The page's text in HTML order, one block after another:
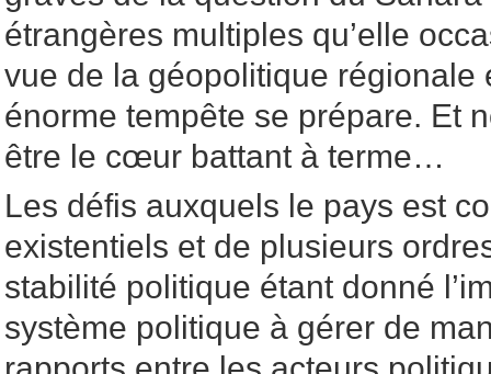
étrangères multiples qu’elle
vue de la géopolitique régionale
énorme tempête se prépare. Et
être le cœur battant à terme…
Les défis auxquels le pays est
existentiels et de plusieurs
stabilité politique étant donné
système politique à gérer de